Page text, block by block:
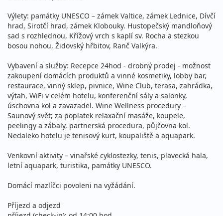
06.09. - 08.09.2026
neděle - úterý
snídaně
vlastní
Sleva 3%4 950 Kč 4 790 Kč
cena za 3 dny (2 noci)
07.09. - 09.09.2026
pondělí - středa
snídaně
vlastní
Sleva 3% 4 950 Kč 4 790 Kč
cena za 3 dny (2 noci) Podrobnosti
11.09. - 13.09.2026
pátek - neděle
snídaně
vlastní
Sleva 3%4 950 Kč 4 790 Kč
cena za 3 dny (2 noci)
13.09. - 15.09.2026
neděle - úterý
Výlety: památky UNESCO – zámek Valtice, zámek Lednice, Dívčí
hrad, Sirotčí hrad, zámek Klobouky. Hustopečský mandloňový
sad s rozhlednou, Křížový vrch s kaplí sv. Rocha a stezkou
bosou nohou, Židovský hřbitov, Ranč Valkýra.
Vybavení a služby: Recepce 24hod - drobný prodej - možnost
zakoupení domácích produktů a vinné kosmetiky, lobby bar,
restaurace, vinný sklep, pivnice, Wine Club, terasa, zahrádka,
výtah, WiFi v celém hotelu, konferenční sály a salonky,
úschovna kol a zavazadel. Wine Wellness procedury –
Saunový svět; za poplatek relaxační masáže, koupele,
peelingy a zábaly, partnerská procedura, půjčovna kol.
Nedaleko hotelu je tenisový kurt, koupaliště a aquapark.
Venkovní aktivity – vinařské cyklostezky, tenis, plavecká hala,
letní aquapark, turistika, památky UNESCO.
Domácí mazlíčci povoleni na vyžádání.
Příjezd a odjezd